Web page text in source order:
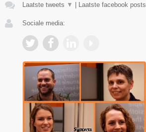
Laatste tweets ▼ Laatste facebook posts
Sociale media: